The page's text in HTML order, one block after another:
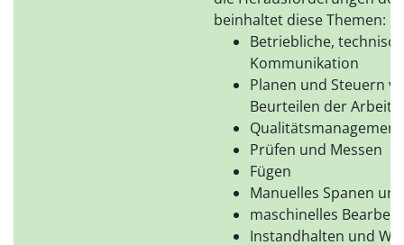
beinhaltet diese Themen:
Betriebliche,
Kommunikation
Planen und Steuern
Beurteilen der
Qualitätsmanagement
Prüfen und Messen
Fügen
Manuelles Spanen
maschinelles
Instandhalten und